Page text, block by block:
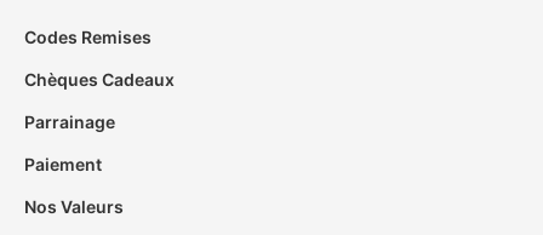
Codes Remises
Chèques Cadeaux
Parrainage
Paiement
Nos Valeurs